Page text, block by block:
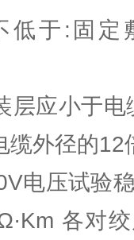
低于:固
层应小于
缆外径的
电压试验
各对